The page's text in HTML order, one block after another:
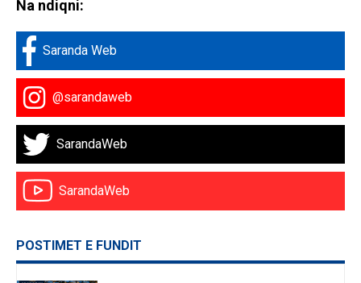
Na ndiqni:
Saranda Web
@sarandaweb
SarandaWeb
SarandaWeb
POSTIMET E FUNDIT